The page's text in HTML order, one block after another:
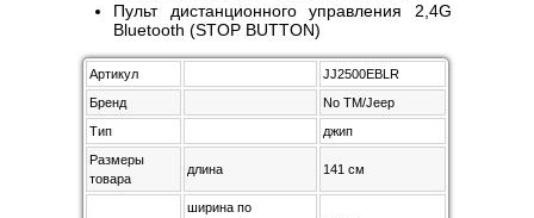
Пульт дистанционного управления 2,4G
Bluetooth (STOP BUTTON)
Артикул
JJ2500EBLR
Бренд
No TM/Jeep
Тип
джип
Размеры
товара
длина 141 см
ширина по